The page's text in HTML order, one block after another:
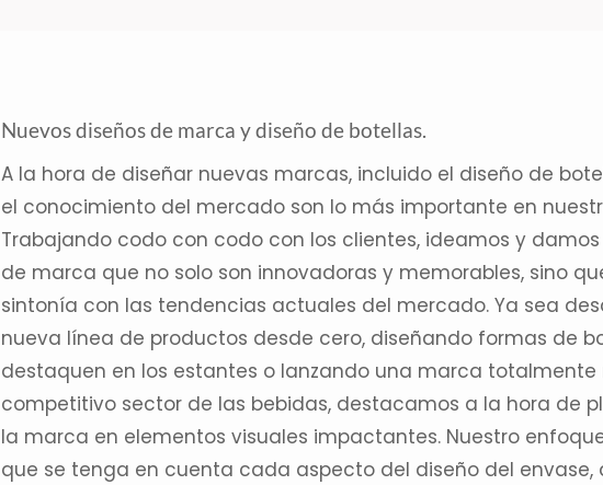
Nuevos diseños de marca y diseño de botellas.
A la hora de diseñar nuevas marcas, incluido el diseño de
el conocimiento del mercado son lo más importante en
Trabajando codo con codo con los clientes, ideamos y
de marca que no solo son innovadoras y memorables, sino
sintonía con las tendencias actuales del mercado. Ya sea
nueva línea de productos desde cero, diseñando formas de
destaquen en los estantes o lanzando una marca totalmente
competitivo sector de las bebidas, destacamos a la hora de
la marca en elementos visuales impactantes. Nuestro
que se tenga en cuenta cada aspecto del diseño del envase,